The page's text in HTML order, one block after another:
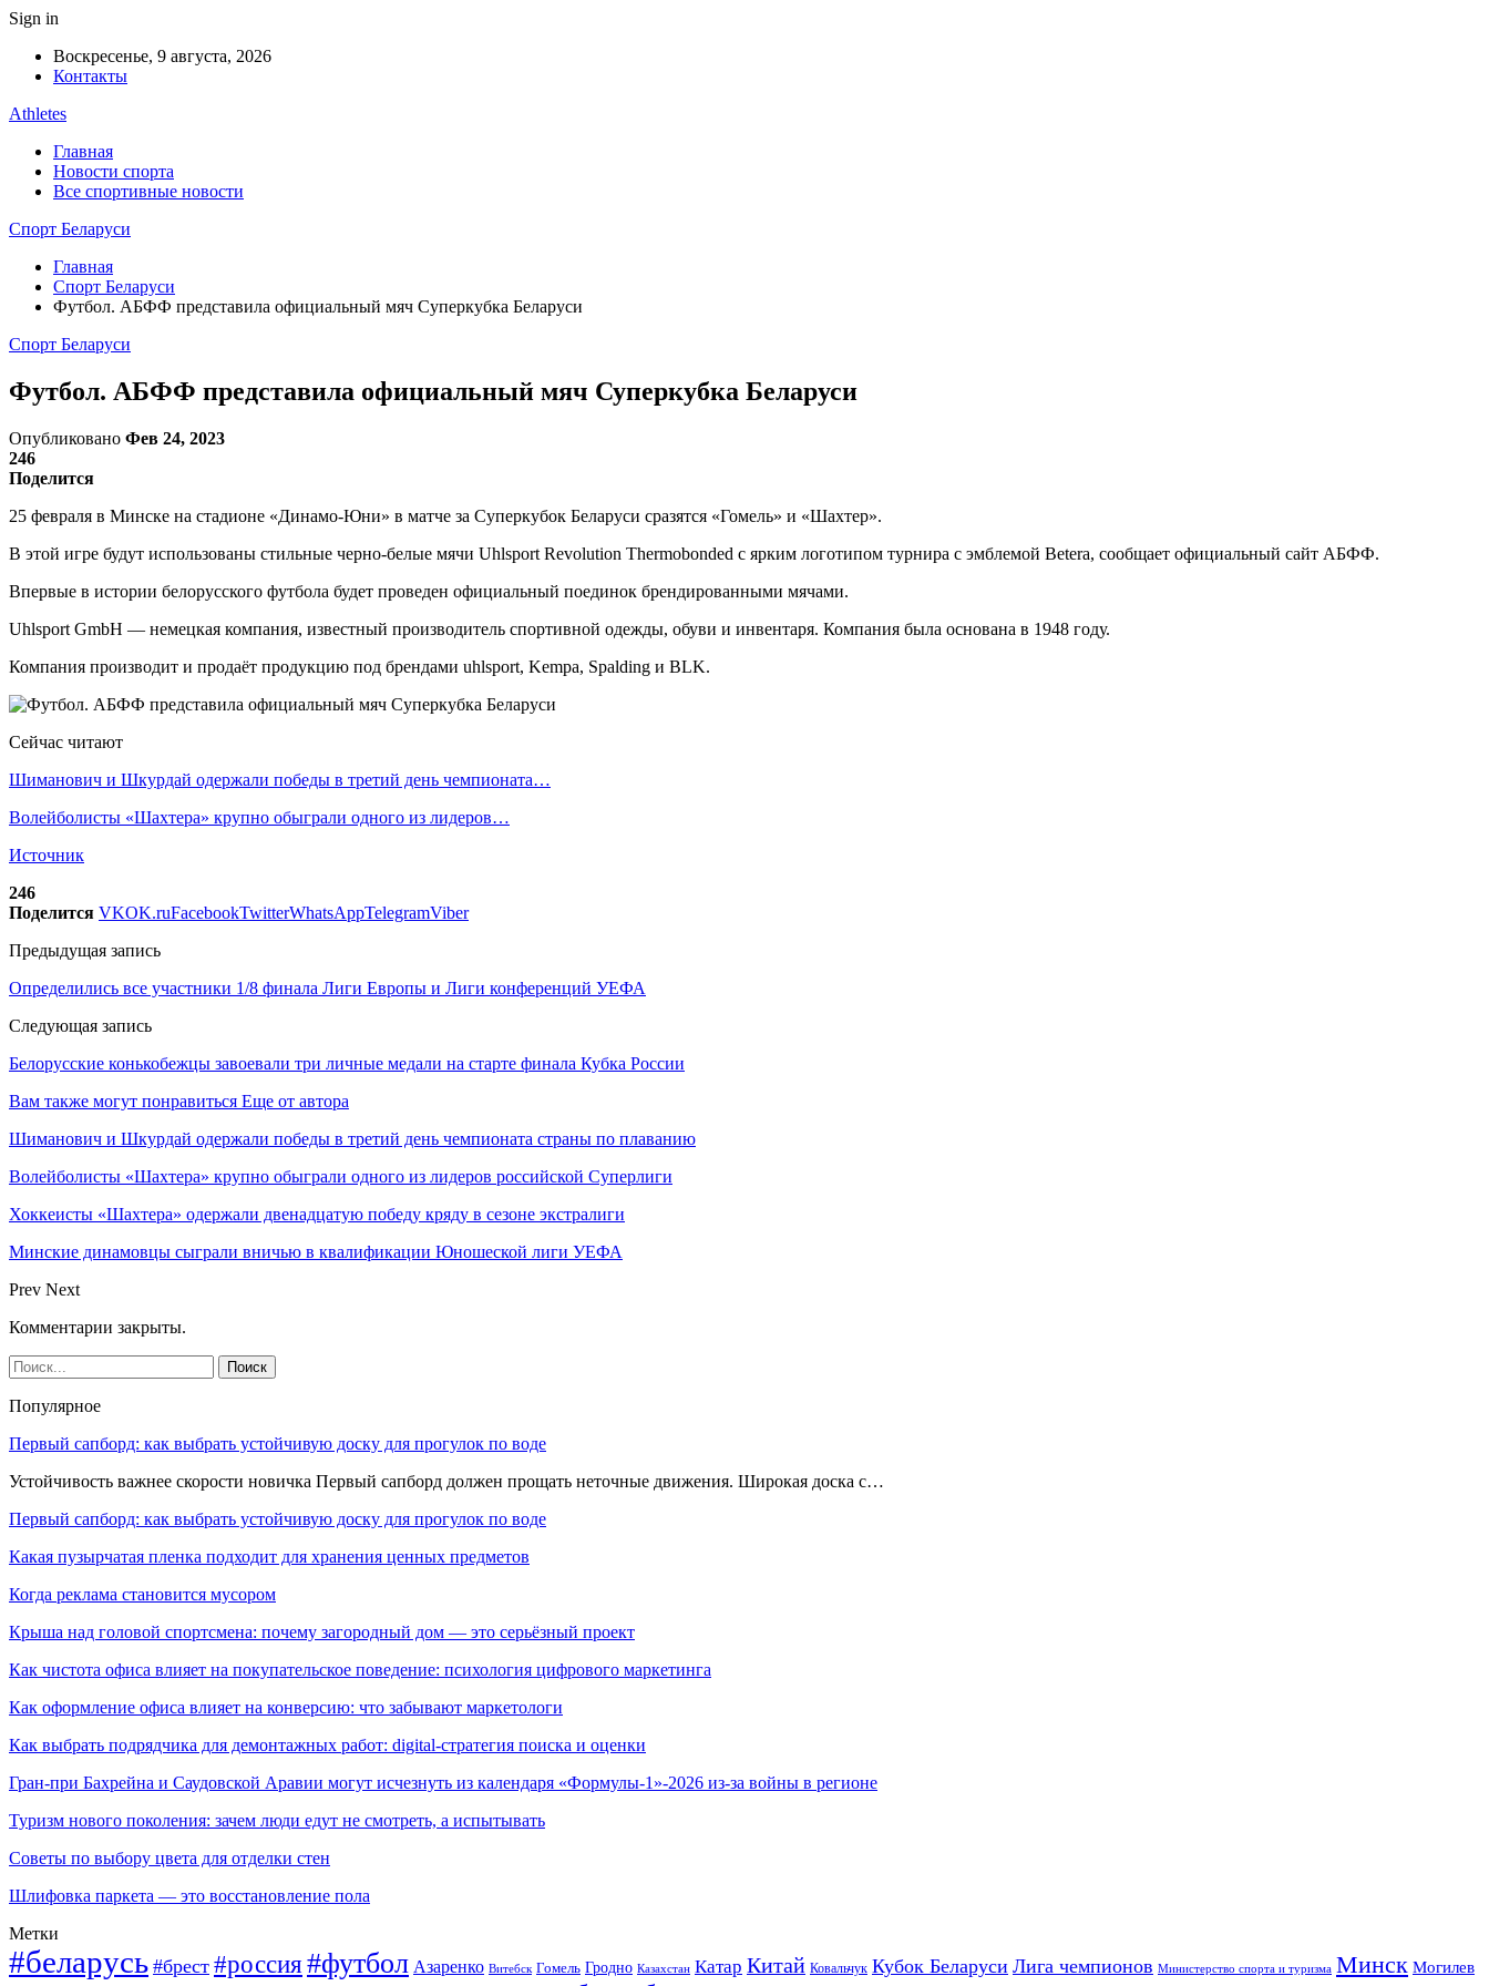
Sign in
Воскресенье, 9 августа, 2026
Контакты
Athletes
Главная
Новости спорта
Все спортивные новости
Спорт Беларуси
Главная
Спорт Беларуси
Футбол. АБФФ представила официальный мяч Суперкубка Беларуси
Спорт Беларуси
Футбол. АБФФ представила официальный мяч Суперкубка Беларуси
Опубликовано Фев 24, 2023
246
Поделится
25 февраля в Минске на стадионе «Динамо-Юни» в матче за Суперкубок Беларуси сразятся «Гомель» и «Шахтер».
В этой игре будут использованы стильные черно-белые мячи Uhlsport Revolution Thermobonded с ярким логотипом турнира с эмблемой Betera, сообщает официальный сайт АБФФ.
Впервые в истории белорусского футбола будет проведен официальный поединок брендированными мячами.
Uhlsport GmbH — немецкая компания, известный производитель спортивной одежды, обуви и инвентаря. Компания была основана в 1948 году.
Компания производит и продаёт продукцию под брендами uhlsport, Kempa, Spalding и BLK.
Сейчас читают
Шиманович и Шкурдай одержали победы в третий день чемпионата…
Волейболисты «Шахтера» крупно обыграли одного из лидеров…
Источник
246
Поделится VKOK.ruFacebookTwitterWhatsAppTelegramViber
Предыдущая запись
Определились все участники 1/8 финала Лиги Европы и Лиги конференций УЕФА
Следующая запись
Белорусские конькобежцы завоевали три личные медали на старте финала Кубка России
Вам также могут понравиться Еще от автора
Шиманович и Шкурдай одержали победы в третий день чемпионата страны по плаванию
Волейболисты «Шахтера» крупно обыграли одного из лидеров российской Суперлиги
Хоккеисты «Шахтера» одержали двенадцатую победу кряду в сезоне экстралиги
Минские динамовцы сыграли вничью в квалификации Юношеской лиги УЕФА
Prev Next
Комментарии закрыты.
Популярное
Первый сапборд: как выбрать устойчивую доску для прогулок по воде
Устойчивость важнее скорости новичка Первый сапборд должен прощать неточные движения. Широкая доска с…
Первый сапборд: как выбрать устойчивую доску для прогулок по воде
Какая пузырчатая пленка подходит для хранения ценных предметов
Когда реклама становится мусором
Крыша над головой спортсмена: почему загородный дом — это серьёзный проект
Как чистота офиса влияет на покупательское поведение: психология цифрового маркетинга
Как оформление офиса влияет на конверсию: что забывают маркетологи
Как выбрать подрядчика для демонтажных работ: digital-стратегия поиска и оценки
Гран-при Бахрейна и Саудовской Аравии могут исчезнуть из календаря «Формулы-1»-2026 из-за войны в регионе
Туризм нового поколения: зачем люди едут не смотреть, а испытывать
Советы по выбору цвета для отделки стен
Шлифовка паркета — это восстановление пола
Метки
#беларусь #брест #россия#футбол Азаренко Витебск Гомель Гродно Казахстан Катар Китай Ковальчук Кубок Беларуси Лига чемпионов Министерство спорта и туризма Минск Могилев